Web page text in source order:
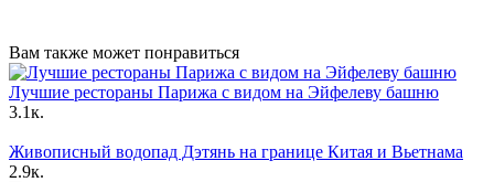
Вам также может понравиться
Лучшие рестораны Парижа с видом на Эйфелеву башню
3.1к.
Живописный водопад Дэтянь на границе Китая и Вьетнама
2.9к.